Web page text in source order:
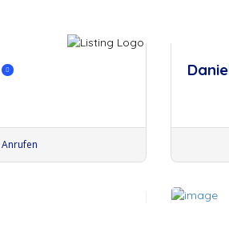
Künstler:innen Augsburg
Anrufen